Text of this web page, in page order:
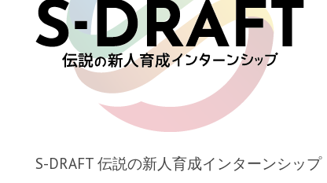
S-DRAFT 伝説の新人育成インターンシップ